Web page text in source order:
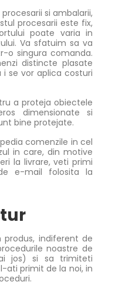
si ambalarii,
procesarii este fix,
poate varia in
Va sfatuim sa va
o singura comanda.
distincte plasate
se vor aplica costuri
a proteja obiectele
dimensionate si
bine protejate.
comenzile in cel
in care, din motive
la livrare, veti primi
e-mail folosita la
indiferent de
noastre de
jos) si sa trimiteti
ati primit de la noi, in